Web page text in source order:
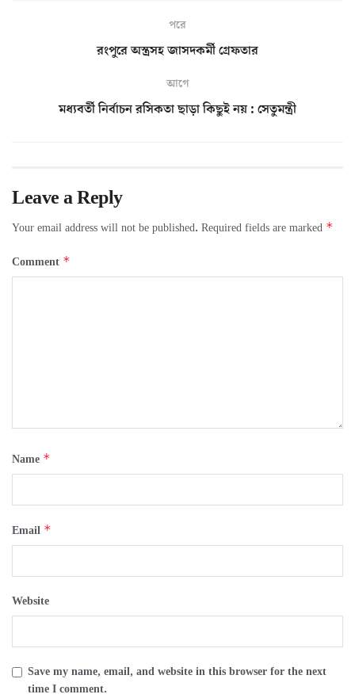
পরে
রংপুরে অস্ত্রসহ জাসদকর্মী গ্রেফতার
আগে
মধ্যবর্তী নির্বাচন রসিকতা ছাড়া কিছুই নয় : সেতুমন্ত্রী
Leave a Reply
Your email address will not be published. Required fields are marked *
Comment *
Name *
Email *
Website
Save my name, email, and website in this browser for the next
time I comment.